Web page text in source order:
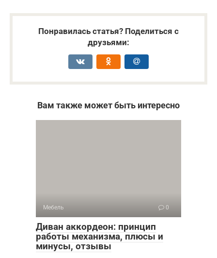
Понравилась статья? Поделиться с
друзьями:
Вам также может быть интересно
Мебель 0
Диван аккордеон: принцип
работы механизма, плюсы и
минусы, отзывы